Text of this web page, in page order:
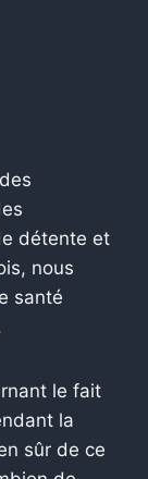
détente et
nous
santé
le fait
la
sûr de ce